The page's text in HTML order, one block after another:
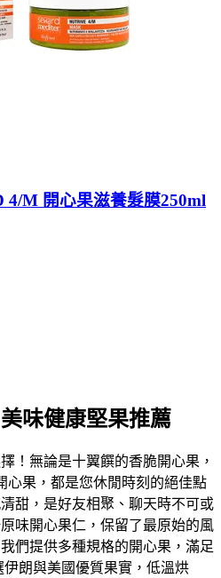
4/M 開心果滋養髮膜250ml
味健康堅果推薦
！無論是十翼饌的香脆開心果，
心果，都是您休閒時刻的絕佳點
甜，是好友相聚、聊天時不可或
味開心果仁，保留了最原始的風
們提供多種規格的開心果，滿足
朗與美國優質果實，低溫烘